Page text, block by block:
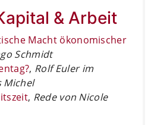
& Arbeit
Macht ökonomischer
Schmidt
, Rolf Euler im
Michel
, Rede von Nicole